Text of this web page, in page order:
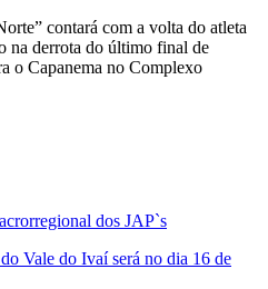
contará com a volta do atleta
na derrota do último final de
o Capanema no Complexo
dos JAP`s
Vale do Ivaí será no dia 16 de